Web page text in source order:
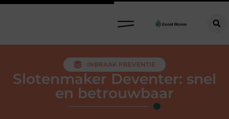
INBRAAK PREVENTIE
Slotenmaker Deventer: snel
en betrouwbaar